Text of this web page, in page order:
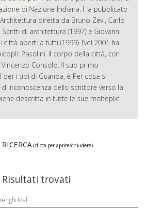
di Nazione Indiana. Ha pubblicato
diretta da Bruno Zevi, Carlo
Scritti di architettura (1997) e Giovanni
città aperti a tutti (1999). Nel 2001 ha
Pasolini. Il corpo della città, con
Consolo. Il suo primo
per i tipi di Guanda, è Per cosa si
riconoscenza dello scrittore verso la
descritta in tutte le sue molteplici
(clicca per aprire/chiudere)
Risultati trovati
Mal ...